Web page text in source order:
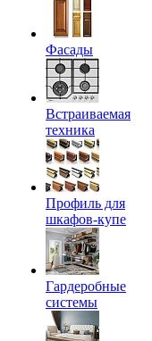
Фасады
Встраиваемая
техника
Профиль для
шкафов-купе
Гардеробные
системы